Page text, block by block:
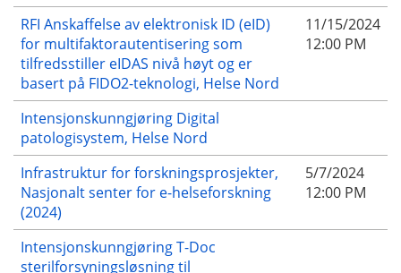
RFI Anskaffelse av elektronisk ID (eID)
for multifaktorautentisering som
tilfredsstiller eIDAS nivå høyt og er
basert på FIDO2-teknologi, Helse Nord
11/15/2024
12:00 PM
Intensjonskunngjøring Digital
patologisystem, Helse Nord
Infrastruktur for forskningsprosjekter,
Nasjonalt senter for e-helseforskning
(2024)
5/7/2024
12:00 PM
Intensjonskunngjøring T-Doc
sterilforsyningsløsning til